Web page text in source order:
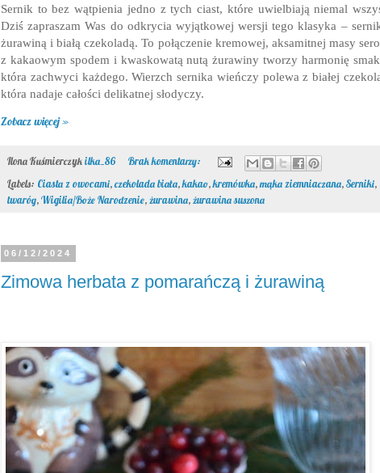
Sernik to bez wątpienia jedno z tych ciast, które uwielbiają niemal
Dziś zapraszam Was do odkrycia wyjątkowej wersji tego klasyka –
żurawiną i białą czekoladą. To połączenie kremowej, aksamitnej masy
z kakaowym spodem i kwaskowatą nutą żurawiny tworzy harmonię
która zachwyci każdego. Wierzch sernika wieńczy polewa z białej
która nadaje całości delikatnej słodyczy.
Zobacz więcej »
Ilona Kuśmierczykilka_86
Brak komentarzy:
Labels: Ciasta z owocami,czekolada biała,kakao,kremówka,mąka ziemniaczana,Serniki,
twaróg,Wigilia/Boże Narodzenie,żurawina,żurawina suszona
06/12/2024
Zimowa herbata z pomarańczą i żurawiną